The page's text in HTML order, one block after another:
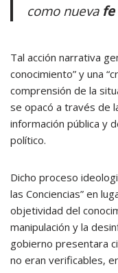
como nueva fe
Tal acción narrativa
conocimiento” y una
comprensión de la
se opacó a través de
información pública y
político.
Dicho proceso
las Conciencias” en
objetividad del
manipulación y la
gobierno presentara
no eran verificables,